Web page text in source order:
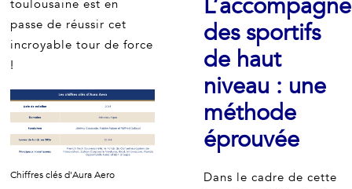
des sportifs
de haut
niveau : une
méthode
éprouvée
Dans le cadre de cette
toulousaine est en
passe de réussir cet
incroyable tour de force
!
Chiffres clés d'Aura Aero